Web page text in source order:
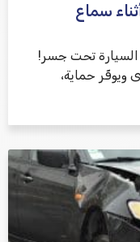
שלח משוב
سماع
السيارة تحت جسر!
ويوفّر حماية،